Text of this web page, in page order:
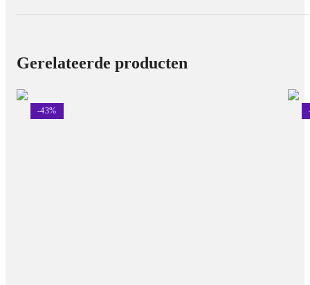
Gerelateerde producten
-43%